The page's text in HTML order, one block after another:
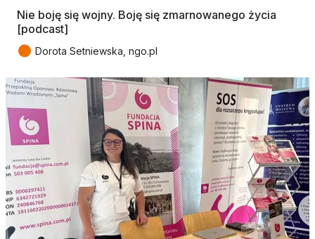
Nie boję się wojny. Boję się zmarnowanego życia
[podcast]
● Dorota Setniewska, ngo.pl